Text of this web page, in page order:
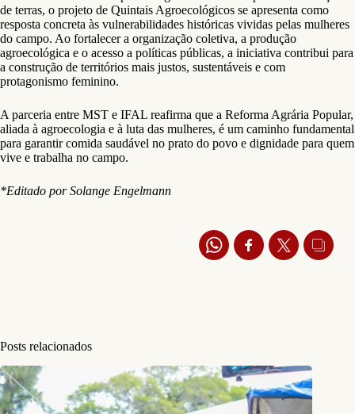
de terras, o projeto de Quintais Agroecológicos se apresenta como
resposta concreta às vulnerabilidades históricas vividas pelas mulheres
do campo. Ao fortalecer a organização coletiva, a produção
agroecológica e o acesso a políticas públicas, a iniciativa contribui para
a construção de territórios mais justos, sustentáveis e com
protagonismo feminino.
A parceria entre MST e IFAL reafirma que a Reforma Agrária Popular,
aliada à agroecologia e à luta das mulheres, é um caminho fundamental
para garantir comida saudável no prato do povo e dignidade para quem
vive e trabalha no campo.
*Editado por Solange Engelmann
Posts relacionados